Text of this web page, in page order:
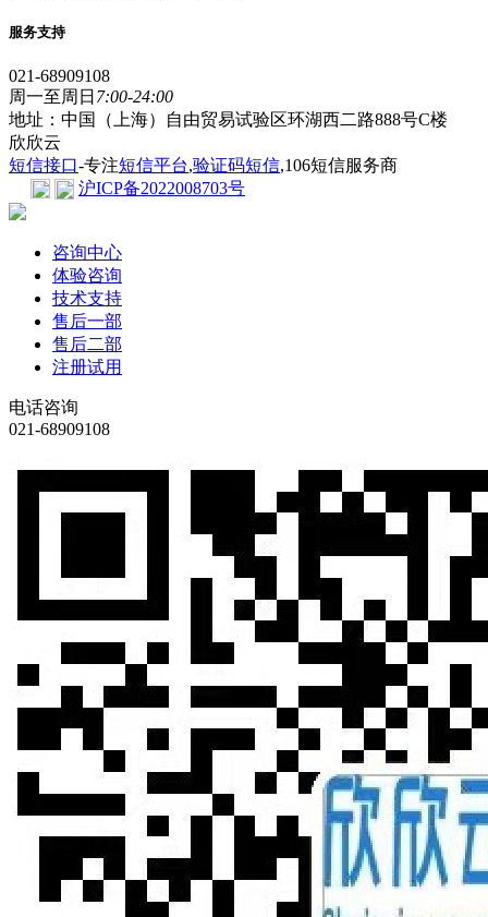
服务支持
021-68909108
周一至周日 7:00-24:00
地址：中国（上海）自由贸易试验区环湖西二路888号C楼
欣欣云
短信接口-专注短信平台,验证码短信,106短信服务商
沪ICP备2022008703号
咨询中心
体验咨询
技术支持
售后一部
售后二部
注册试用
电话咨询
021-68909108